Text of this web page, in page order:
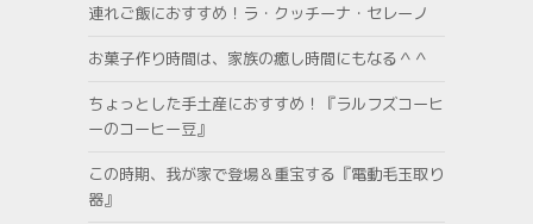
連れご飯におすすめ！ラ・クッチーナ・セレーノ
お菓子作り時間は、家族の癒し時間にもなる＾＾
ちょっとした手土産におすすめ！『ラルフズコーヒ
ーのコーヒー豆』
この時期、我が家で登場＆重宝する『電動毛玉取り
器』